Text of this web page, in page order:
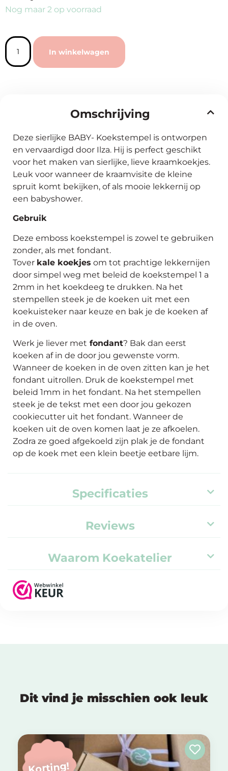
Nog maar 2 op voorraad
In winkelwagen
Omschrijving
Deze sierlijke BABY- Koekstempel is ontworpen
en vervaardigd door Ilza. Hij is perfect geschikt
voor het maken van sierlijke, lieve kraamkoekjes.
Leuk voor wanneer de kraamvisite de kleine
spruit komt bekijken, of als mooie lekkernij op
een babyshower.
Gebruik
Deze emboss koekstempel is zowel te gebruiken
zonder, als met fondant.
Tover kale koekjes om tot prachtige lekkernijen
door simpel weg met beleid de koekstempel 1 a
2mm in het koekdeeg te drukken. Na het
stempellen steek je de koeken uit met een
koekuisteker naar keuze en bak je de koeken af
in de oven.
Werk je liever met fondant? Bak dan eerst
koeken af in de door jou gewenste vorm.
Wanneer de koeken in de oven zitten kan je het
fondant uitrollen. Druk de koekstempel met
beleid 1mm in het fondant. Na het stempellen
steek je de tekst met een door jou gekozen
cookiecutter uit het fondant. Wanneer de
koeken uit de oven komen laat je ze afkoelen.
Zodra ze goed afgekoeld zijn plak je de fondant
op de koek met een klein beetje eetbare lijm.
Specificaties
Reviews
Waarom Koekatelier
Dit vind je misschien ook leuk
Korting!